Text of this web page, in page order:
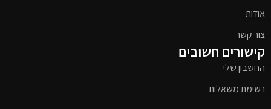
אודות
צור קשר
קישורים חשובים
החשבון שלי
רשימת משאלות